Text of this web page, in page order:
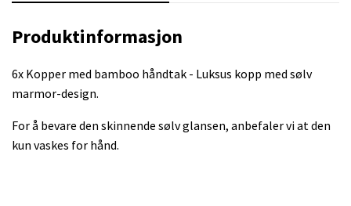
Produktinformasjon
6x Kopper med bamboo håndtak - Luksus kopp med sølv
marmor-design.
For å bevare den skinnende sølv glansen, anbefaler vi at den
kun vaskes for hånd.